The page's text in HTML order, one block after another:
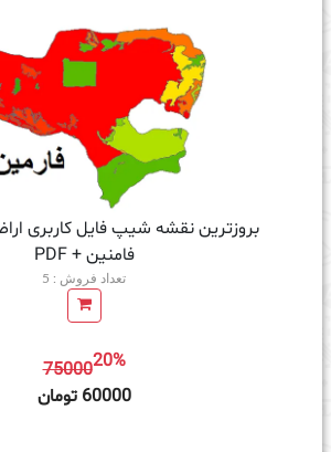
بروزترین نقشه شیپ فایل کاربری
فامنین + PDF
تعداد فروش : 5
7500020%
60000 تومان